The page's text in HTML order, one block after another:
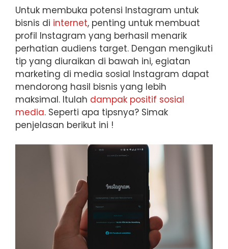
Untuk membuka potensi Instagram untuk
bisnis di internet, penting untuk membuat
profil Instagram yang berhasil menarik
perhatian audiens target. Dengan mengikuti
tip yang diuraikan di bawah ini, egiatan
marketing di media sosial Instagram dapat
mendorong hasil bisnis yang lebih
maksimal. Itulah dampak positif sosial
media. Seperti apa tipsnya? Simak
penjelasan berikut ini !